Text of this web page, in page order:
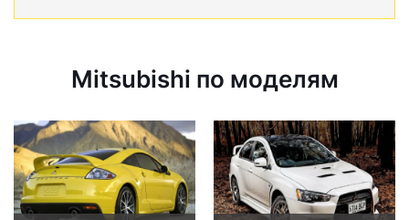
Mitsubishi по моделям